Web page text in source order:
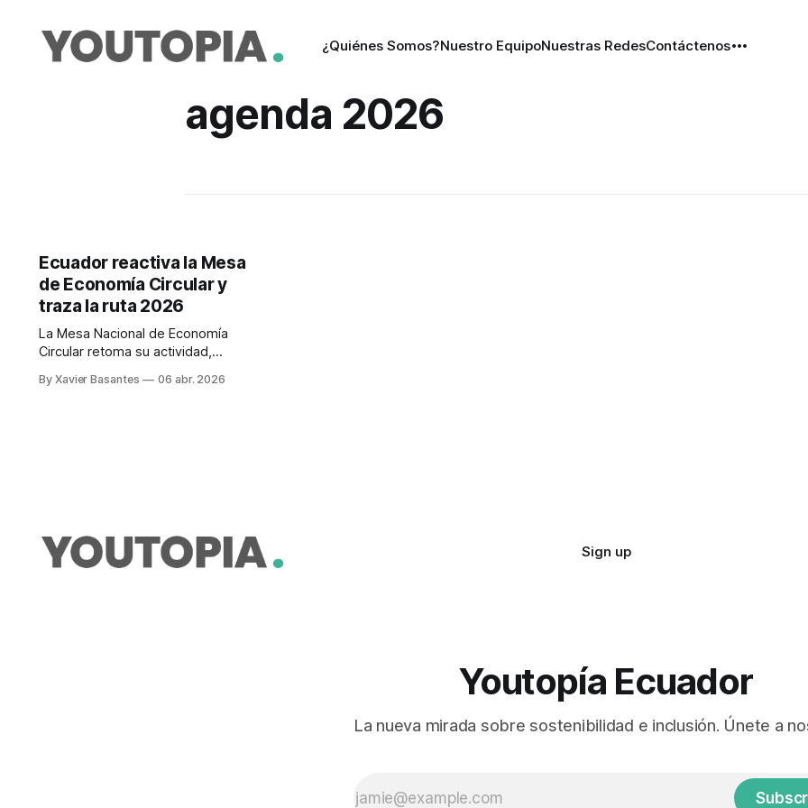
¿Quiénes Somos?Nuestro EquipoNuestras RedesContáctenos
agenda 2026
Ecuador reactiva la Mesa
de Economía Circular y
traza la ruta 2026
La Mesa Nacional de Economía
Circular retoma su actividad,
sostenibles. El compromiso es no
By Xavier Basantes 06 abr. 2026
Sign up
Youtopía Ecuador
La nueva mirada sobre sostenibilidad e inclusión. Únete a